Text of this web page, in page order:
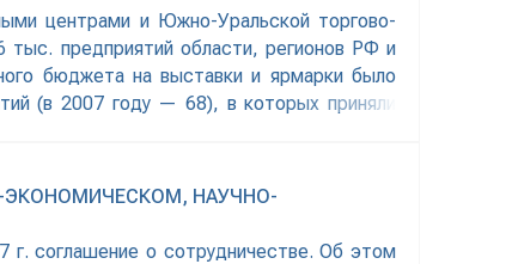
центрами и Южно-Уральской торгово-
тыс. предприятий области, регионов РФ и
бюджета на выставки и ярмарки было
(в 2007 году — 68), в которых приняли
ЭКОНОМИЧЕСКОМ, НАУЧНО-
г. соглашение о сотрудничестве. Об этом